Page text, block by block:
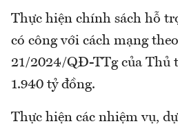
Thực hiện chính sách hỗ
có công với cách mạng
21/2024/QĐ-TTg của Thủ
1.940 tỷ đồng.
Thực hiện các nhiệm vụ,